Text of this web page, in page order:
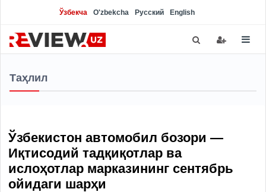
Ўзбекча O'zbekcha Русский English
Таҳлил
Ўзбекистон автомобил бозори —
Иқтисодий тадқиқотлар ва
ислоҳотлар марказининг сентябрь
ойидаги шарҳи